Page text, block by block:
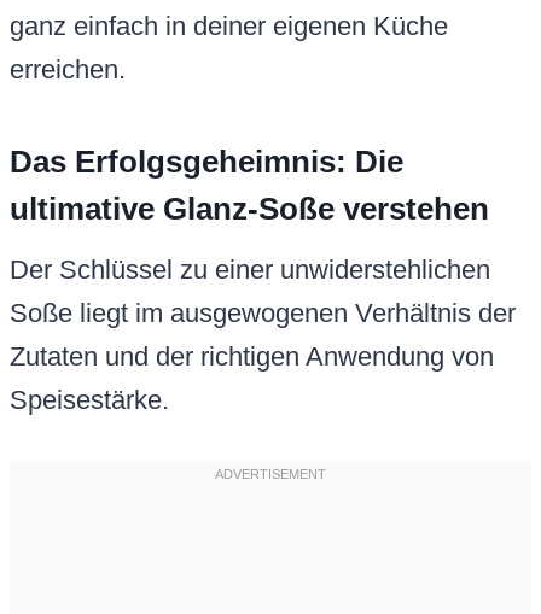
ganz einfach in deiner eigenen Küche
erreichen.
Das Erfolgsgeheimnis: Die
ultimative Glanz-Soße verstehen
Der Schlüssel zu einer unwiderstehlichen
Soße liegt im ausgewogenen Verhältnis der
Zutaten und der richtigen Anwendung von
Speisestärke.